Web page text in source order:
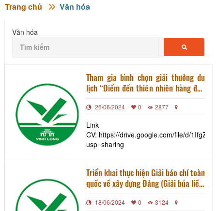
Trang chủ Văn hóa
Văn hóa
Tham gia bình chọn giải thưởng du
lịch “Điểm đến thiên nhiên hàng đầu
Khu vực hàng đầu Châu Á năm 2024”
đối với Khu du lịch Quốc gia Mộc
Châu
26/06/2024 0 2877
Link
CV: https://drive.google.com/file/d/
usp=sharing
Triển khai thực hiện Giải báo chí toàn
quốc về xây dựng Đảng (Giải búa liềm
bàn tỉnh Vĩnh Long
18/06/2024 0 3124